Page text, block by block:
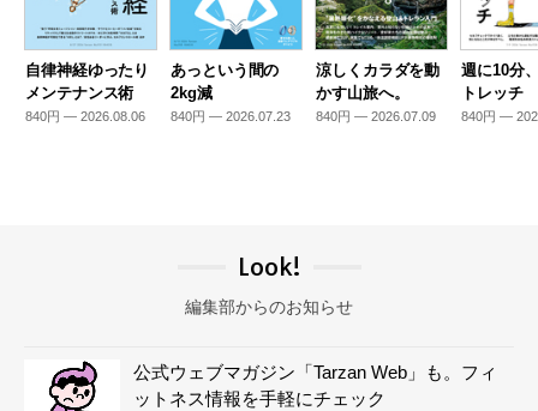
自律神経ゆったり
メンテナンス術
840円 — 2026.08.06
あっという間の
2kg減
840円 — 2026.07.23
涼しくカラダを動
かす山旅へ。
840円 — 2026.07.09
週に10分
トレッチ
840円 —
Look!
編集部からのお知らせ
公式ウェブマガジン「Tarzan Web」も。フィ
ットネス情報を手軽にチェック